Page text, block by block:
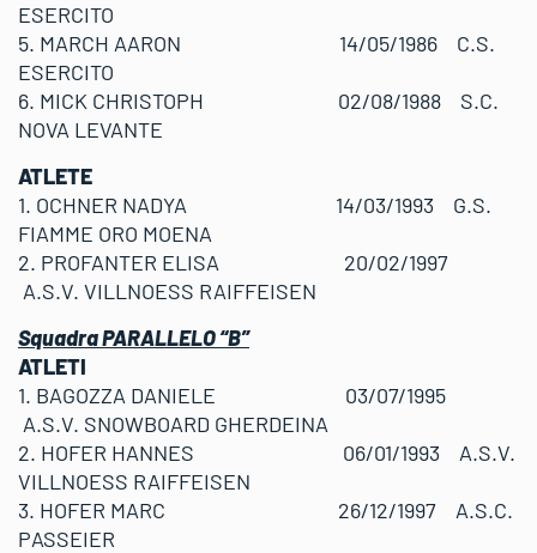
ESERCITO
5. MARCH AARON 14/05/1986 C.S.
ESERCITO
6. MICK CHRISTOPH 02/08/1988 S.C.
NOVA LEVANTE
ATLETE
1. OCHNER NADYA 14/03/1993 G.S.
FIAMME ORO MOENA
2. PROFANTER ELISA 20/02/1997
A.S.V. VILLNOESS RAIFFEISEN
Squadra PARALLELO “B”
ATLETI
1. BAGOZZA DANIELE 03/07/1995
A.S.V. SNOWBOARD GHERDEINA
2. HOFER HANNES 06/01/1993 A.S.V.
VILLNOESS RAIFFEISEN
3. HOFER MARC 26/12/1997 A.S.C.
PASSEIER